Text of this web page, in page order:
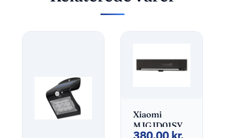
Xiaomi
MJGJD01SYL
380,00 kr.